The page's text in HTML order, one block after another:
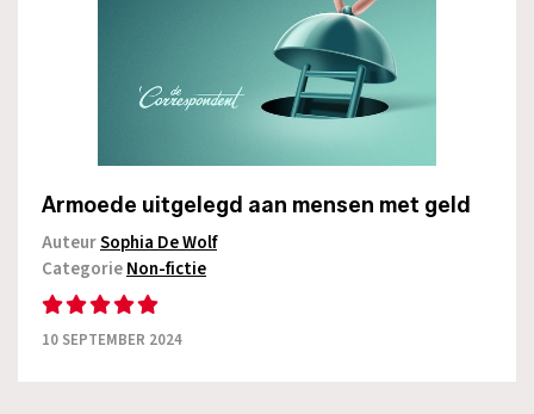
Armoede uitgelegd aan mensen met geld
AuteurSophia De Wolf
CategorieNon-fictie
10 SEPTEMBER 2024